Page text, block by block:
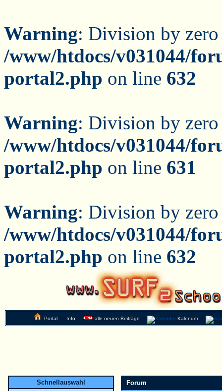
Warning: Division by
/www/htdocs/v031044/
portal2.php on line 632
Warning: Division by
/www/htdocs/v031044/
portal2.php on line 631
Warning: Division by
/www/htdocs/v031044/
portal2.php on line 632
Portal Info alle neuen Beiträge Kalender
Schnellauswahl
Forum